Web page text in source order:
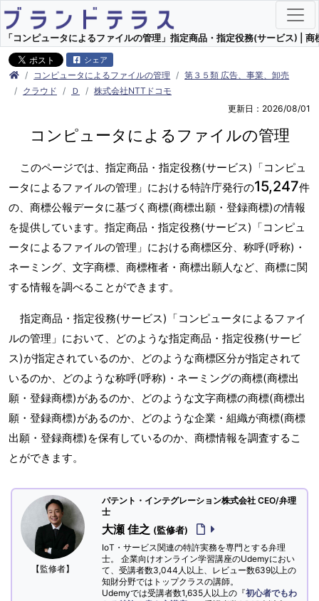
「コンピュータによるファイルの管理」指定商品・指定役務(サービス) |
シェア
コンピュータによるファイルの管理
第３５類 広告、事業、卸売
クラウド
Ｄ
株式会社NTTドコモ
更新日：2026/08/01
コンピュータによるファイルの管理
このページでは、指定商品・指定役務(サービス)「コンピュ
ータによるファイルの管理」における特許庁発行の15,247件
の、商標公報データに基づく商標(商標出願・登録商標)の情報
を提供しています。指定商品・指定役務(サービス)「コンピュ
ータによるファイルの管理」における商標区分、称呼(呼称)・
ネーミング、文字商標、商標権者・商標出願人など、商標に関
する情報を調べることができます。
指定商品・指定役務(サービス)「コンピュータによるファイ
ルの管理」において、どのような指定商品・指定役務(サービ
ス)が指定されているのか、どのような商標区分が指定されて
いるのか、どのような称呼(呼称)・ネーミングの商標(商標出
願・登録商標)があるのか、どのような文字商標の商標(商標出
願・登録商標)があるのか、どのような企業・組織が商標(商標
出願・登録商標)を保有しているのか、商標情報を調査するこ
とができます。
【監修者】
パテント・インテグレーション株式会社 CEO/弁理
士
大瀬 佳之 (監修者)
IoT・サービス関連の特許実務を専門とする弁理
士。 企業向けオンライン学習講座のUdemyにおい
て、受講者数3,044人以上、レビュー数639以上の
知財分野ではトップクラスの講師。
Udemyでは受講者数1,635人以上の『初心者でもわ